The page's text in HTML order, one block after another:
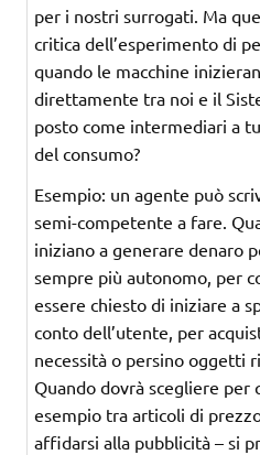
per i nostri surrogati. Ma
critica dell’esperimento di
quando le macchine
direttamente tra noi e il
posto come intermediari a
del consumo?
Esempio: un agente può
semi-competente a fare.
iniziano a generare denaro
sempre più autonomo, per
essere chiesto di iniziare a
conto dell’utente, per
necessità o persino oggetti
Quando dovrà scegliere per
esempio tra articoli di
affidarsi alla pubblicità – si